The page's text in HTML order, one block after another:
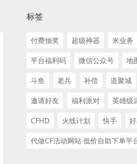
标签
付费抽奖 超级神器 米业务
平台福利码
微信公众号 地
斗鱼
老兵 补偿 道聚城
邀请好友
福利派对 英雄级
CFHD
火线计划 快手
代做CF活动网站 低价自助下单平